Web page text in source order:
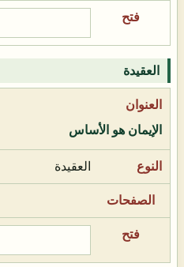
العقيدة
الإيمان هو الأساس
العقيدة